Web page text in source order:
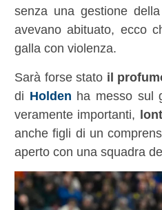
senza una gestione
avevano abituato, ecco
galla con violenza.
Sarà forse stato il
di Holden ha messo sul
veramente importanti,
anche figli di un
aperto con una squadra